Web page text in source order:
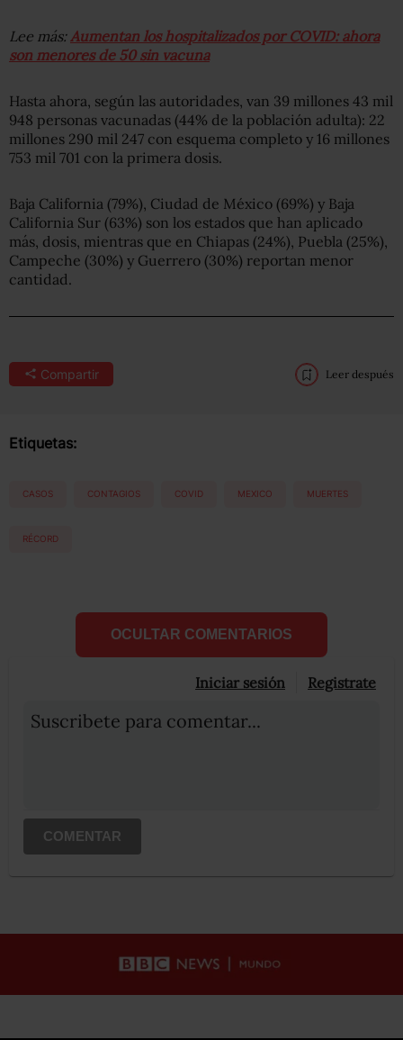
Lee más: Aumentan los hospitalizados por COVID: ahora
son menores de 50 sin vacuna
Hasta ahora, según las autoridades, van 39 millones 43 mil
948 personas vacunadas (44% de la población adulta): 22
millones 290 mil 247 con esquema completo y 16 millones
753 mil 701 con la primera dosis.
Baja California (79%), Ciudad de México (69%) y Baja
California Sur (63%) son los estados que han aplicado
más, dosis, mientras que en Chiapas (24%), Puebla (25%),
Campeche (30%) y Guerrero (30%) reportan menor
cantidad.
Compartir Leer después
Etiquetas:
CASOS CONTAGIOS COVID MEXICO MUERTES
RÉCORD
OCULTAR COMENTARIOS
Iniciar sesión Registrate
Suscribete para comentar...
COMENTAR